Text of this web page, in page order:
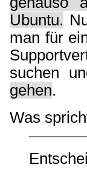
Ubuntu.
man für
suchen
gehen.
Was